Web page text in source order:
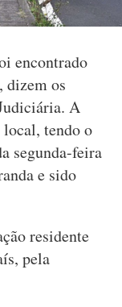
encontrado
dizem os
A
tendo o
segunda-feira
e sido
residente
pela